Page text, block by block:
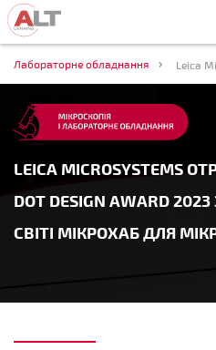
Лабораторне обладнання
LEICA MICROSYSTEMS
DOT DESIGN AWARD
СВІТІ МІКРОХАБ ДЛЯ